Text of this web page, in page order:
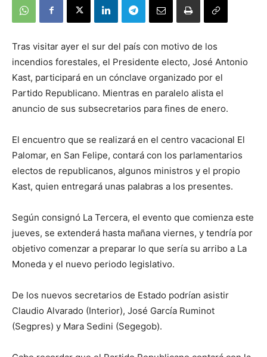
Tras visitar ayer el sur del país con motivo de los
incendios forestales, el Presidente electo, José Antonio
Kast, participará en un cónclave organizado por el
Partido Republicano. Mientras en paralelo alista el
anuncio de sus subsecretarios para fines de enero.
El encuentro que se realizará en el centro vacacional El
Palomar, en San Felipe, contará con los parlamentarios
electos de republicanos, algunos ministros y el propio
Kast, quien entregará unas palabras a los presentes.
Según consignó La Tercera, el evento que comienza este
jueves, se extenderá hasta mañana viernes, y tendría por
objetivo comenzar a preparar lo que sería su arribo a La
Moneda y el nuevo periodo legislativo.
De los nuevos secretarios de Estado podrían asistir
Claudio Alvarado (Interior), José García Ruminot
(Segpres) y Mara Sedini (Segegob).